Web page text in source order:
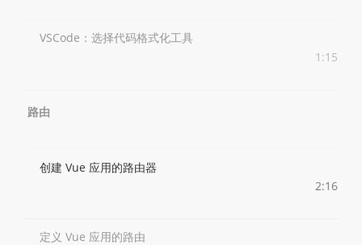
VSCode：选择代码格式化工具
1:15
路由
创建 Vue 应用的路由器
2:16
定义 Vue 应用的路由